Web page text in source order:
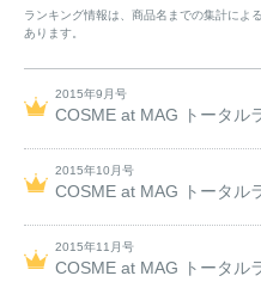
ランキング情報は、商品名までの集計によ
あります。
2015年9月号
COSME at MAG トータル
2015年10月号
COSME at MAG トータル
2015年11月号
COSME at MAG トータル